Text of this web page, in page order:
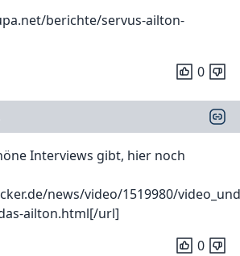
berichte/servus-ailton-
0
Interviews gibt, hier noch
news/video/1519980/
ailton.html[/url]
0